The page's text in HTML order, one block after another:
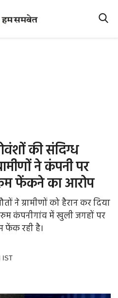
की संदिग्ध
ने कंपनी पर
फेंकने का आरोप
ने ग्रामीणों को हैरान कर दिया
कंपनीगांव में खुली जगहों पर
फेंक रही है।
IST